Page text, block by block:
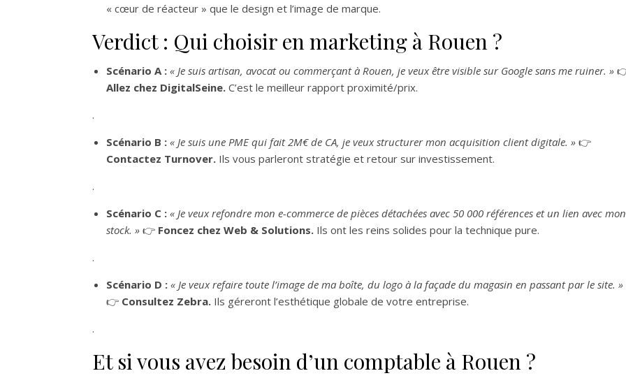
« cœur de réacteur » que le design et l’image de marque.
Verdict : Qui choisir en marketing à Rouen ?
Scénario A : « Je suis artisan, avocat ou commerçant à Rouen, je veux être visible sur Google sans me ruiner. »
Allez chez DigitalSeine. C’est le meilleur rapport proximité/prix.
.
Scénario B : « Je suis une PME qui fait 2M€ de CA, je veux structurer mon acquisition client digitale. » 👉
Contactez Turnover. Ils vous parleront stratégie et retour sur investissement.
.
Scénario C : « Je veux refondre mon e-commerce de pièces détachées avec 50 000 références et un lien avec mon
stock. » 👉 Foncez chez Web & Solutions. Ils ont les reins solides pour la technique pure.
.
Scénario D : « Je veux refaire toute l’image de ma boîte, du logo à la façade du magasin en passant par le site. »
👉 Consultez Zebra. Ils géreront l’esthétique globale de votre entreprise.
.
Et si vous avez besoin d’un comptable à Rouen ?